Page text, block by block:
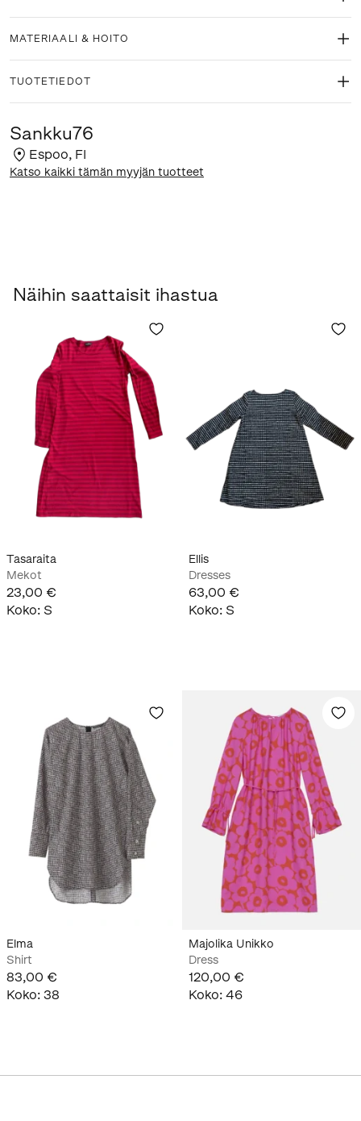
MATERIAALI & HOITO
TUOTETIEDOT
Sankku76
Espoo, FI
Katso kaikki tämän myyjän tuotteet
Näihin saattaisit ihastua
Tasaraita
Mekot
23,00 €
Koko: S
Ellis
Dresses
63,00 €
Koko: S
Elma
Shirt
83,00 €
Koko: 38
Majolika Unikko
Dress
120,00 €
Koko: 46